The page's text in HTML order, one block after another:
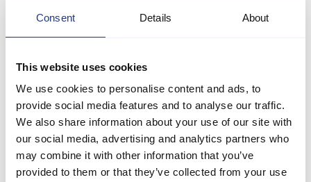
Consent Details About
This website uses cookies
We use cookies to personalise content and ads, to
provide social media features and to analyse our traffic.
We also share information about your use of our site with
our social media, advertising and analytics partners who
may combine it with other information that you’ve
provided to them or that they’ve collected from your use
eindecken. Alles geschieht in entspannter Atmosphäre, mit einem
klaren Fokus auf Frische und Qualität.
Thisted ist ein ideales Ausflugsziel, wenn Sie in einem Ferienhaus
wohnen. Kombinieren Sie einen Spaziergang entlang des Fjords
oder der Hafenpromenade mit einem leckeren Mittagessen im
Fiskehuset – und vielleicht auch ein paar kulinarische Mitbringsel
für später.